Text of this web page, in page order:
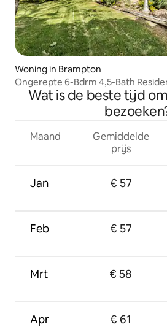
Woning in Brampton
Ongerepte 6-Bdrm 4,5-Bath
Wat is de beste tijd
Maand
Jan
Feb
Mrt
Apr
Gemiddelde
prijs
€ 57
€ 57
€ 58
€ 61